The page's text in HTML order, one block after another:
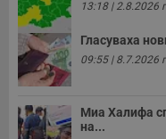
13:18 | 2.8.2026
Гласуваха
09:55 | 8.7.2026
Миа Халифа
на...